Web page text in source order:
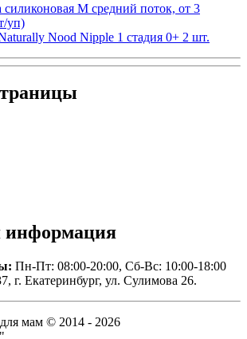
силиконовая М средний поток, от 3
уп)
Nood Nipple 1 стадия 0+ 2 шт.
информация
Пн-Пт: 08:00-20:00, Сб-Вс: 10:00-18:00
г. Екатеринбург, ул. Сулимова 26.
мам © 2014 - 2026